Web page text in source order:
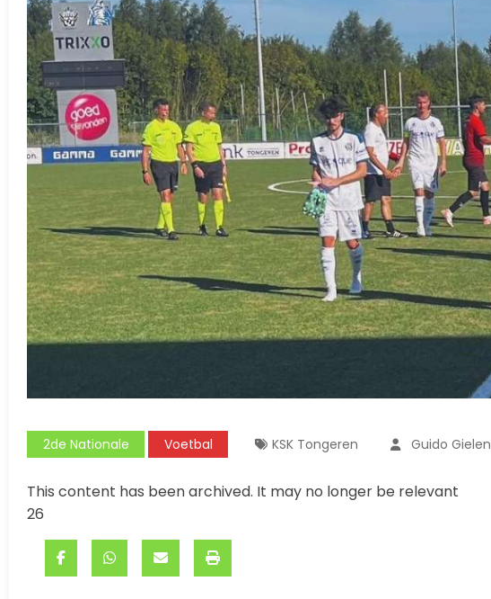
2de Nationale Voetbal KSK Tongeren Guido Gielen
This content has been archived. It may no longer be relevant
26